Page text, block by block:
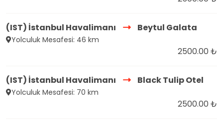
(IST) İstanbul Havalimanı Beytul Galata
Yolculuk Mesafesi: 46 km
2500.00 ₺
(IST) İstanbul Havalimanı Black Tulip Otel
Yolculuk Mesafesi: 70 km
2500.00 ₺